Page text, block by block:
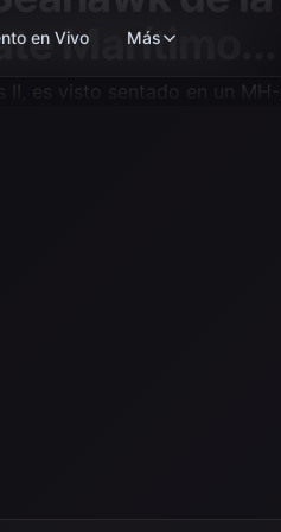
en Vivo Más
Marítimo...